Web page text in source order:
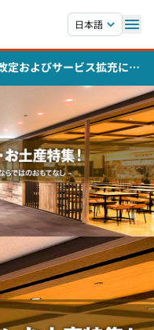
日本語
定およびサービス拡充につ